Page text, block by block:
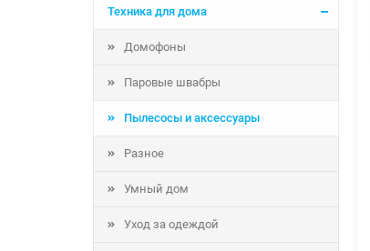
Техника для дома
Домофоны
Паровые швабры
Пылесосы и аксессуары
Разное
Умный дом
Уход за одеждой